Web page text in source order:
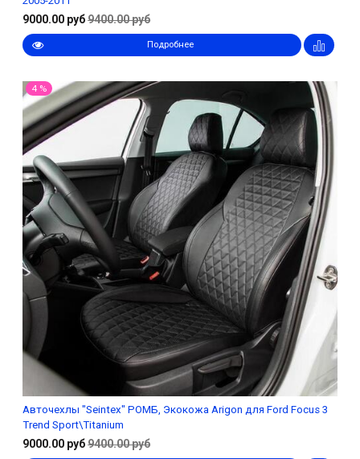
9000.00 руб9400.00 руб
Подробнее
4 %
Авточехлы "Seintex" РОМБ, Экокожа Arigon для Ford Focus 3
Trend Sport\Titanium
9000.00 руб9400.00 руб